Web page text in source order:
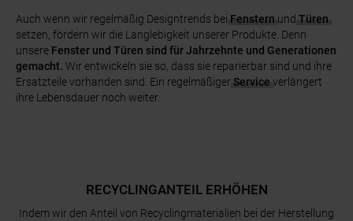
Auch wenn wir regelmäßig Designtrends bei Fenstern und Türen
setzen, fördern wir die Langlebigkeit unserer Produkte. Denn
unsere Fenster und Türen sind für Jahrzehnte und Generationen
gemacht. Wir entwickeln sie so, dass sie reparierbar sind und ihre
Ersatzteile vorhanden sind. Ein regelmäßigerService verlängert
ihre Lebensdauer noch weiter.
RECYCLINGANTEIL ERHÖHEN
Indem wir den Anteil von Recyclingmaterialien bei der Herstellung